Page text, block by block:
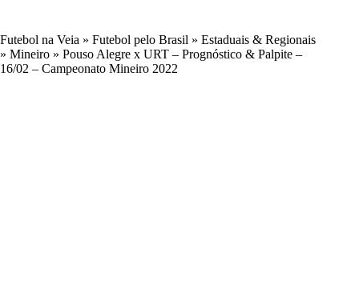
Futebol na Veia » Futebol pelo Brasil » Estaduais & Regionais
» Mineiro » Pouso Alegre x URT – Prognóstico & Palpite –
16/02 – Campeonato Mineiro 2022